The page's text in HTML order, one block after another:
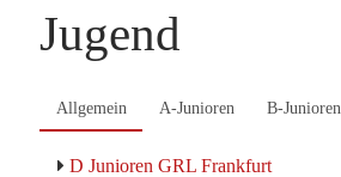
Jugend
Allgemein A-Junioren B-Junioren
D Junioren GRL Frankfurt